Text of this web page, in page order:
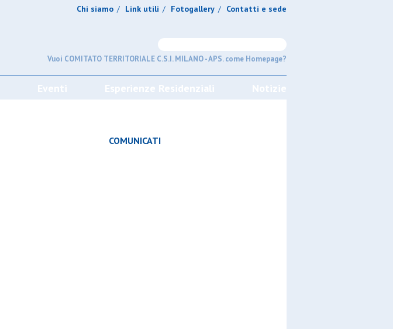
Chi siamo / Link utili / Fotogallery / Contatti e sede
Vuoi COMITATO TERRITORIALE C.S.I. MILANO - APS. come Homepage?
Eventi Esperienze Residenziali Notizie
COMUNICATI